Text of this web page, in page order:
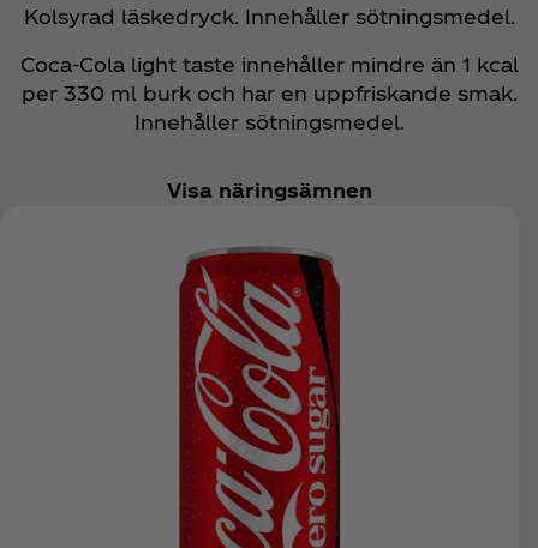
Kolsyrad läskedryck. Innehåller sötningsmedel.
Coca‑Cola light taste innehåller mindre än 1 kcal
per 330 ml burk och har en uppfriskande smak.
Innehåller sötningsmedel.
Visa näringsämnen